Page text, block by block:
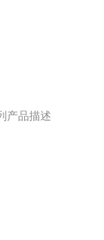
产品描述